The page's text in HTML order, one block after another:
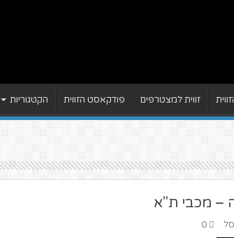
זווית למצטרפים פודקאסט הזווית הקטגוריות
– מכבי ת"א
0